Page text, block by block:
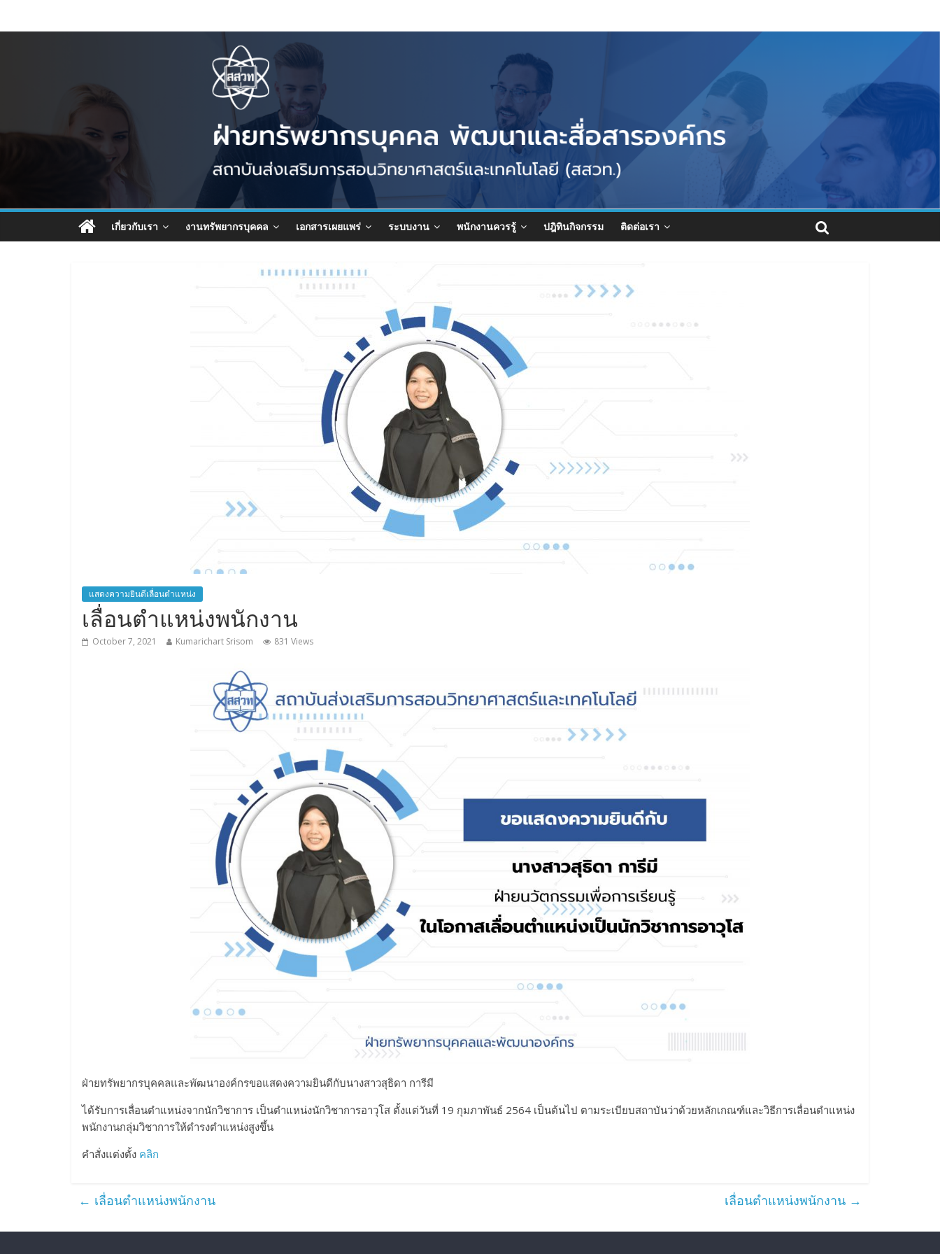
เกี่ยวกับเรา งานทรัพยากรบุคคล เอกสารเผยแพร่ ระบบงาน พนักงานควรรู้ ปฎิทินกิจกรรม ติดต่อเรา
แสดงความยินดีเลื่อนตำแหน่ง
เลื่อนตำแหน่งพนักงาน
October 7, 2021 Kumarichart Srisom 831 Views
ฝ่ายทรัพยากรบุคคลและพัฒนาองค์กรขอแสดงความยินดีกับนางสาวสุธิดา การีมี
ได้รับการเลื่อนตำแหน่งจากนักวิชาการ เป็นตำแหน่งนักวิชาการอาวุโส ตั้งแต่วันที่ 19 กุมภาพันธ์ 2564 เป็นต้นไป ตามระเบียบสถาบันว่าด้วยหลักเกณฑ์และวิธีการเลื่อนตำแหน่ง
พนักงานกลุ่มวิชาการให้ดำรงตำแหน่งสูงขึ้น
คำสั่งแต่งตั้ง คลิก
← เลื่อนตำแหน่งพนักงาน เลื่อนตำแหน่งพนักงาน →